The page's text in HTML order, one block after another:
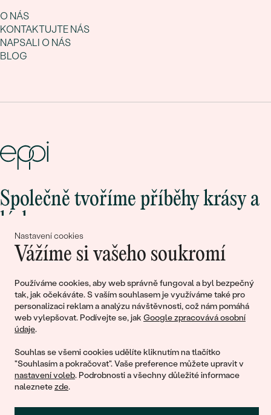
Nastavení cookies
Vážíme si vašeho soukromí
Používáme cookies, aby web správně fungoval a byl bezpečný
tak, jak očekáváte. S vaším souhlasem je využíváme také pro
personalizaci reklam a analýzu návštěvnosti, což nám pomáhá
web vylepšovat. Podívejte se, jak Google zpracovává osobní
údaje.
Souhlas se všemi cookies udělíte kliknutím na tlačítko
"Souhlasím a pokračovat". Vaše preference můžete upravit v
nastavení voleb. Podrobnosti a všechny důležité informace
naleznetezde.
O NÁS
KONTAKTUJTE NÁS
NAPSALI O NÁS
BLOG
Společně tvoříme příběhy krásy a
lásky
Připojte se k nám!
© 2011 - 2026, Eppi.cz